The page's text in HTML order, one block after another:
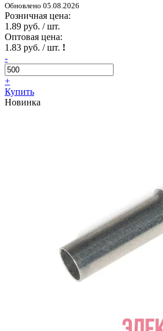
Обновлено 05.08.2026
Розничная цена:
1.89 руб. / шт.
Оптовая цена:
1.83 руб. / шт. !
-
+
Купить
Новинка